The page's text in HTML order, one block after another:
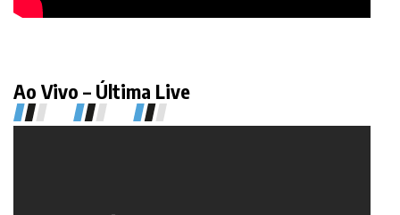
Ao Vivo – Última Live